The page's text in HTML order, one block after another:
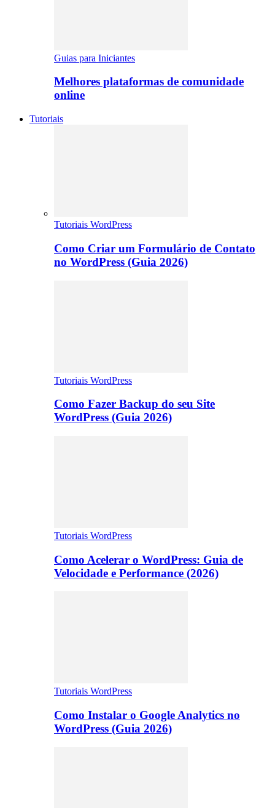
Guias para Iniciantes
Melhores plataformas de comunidade
online
Tutoriais
Tutoriais WordPress
Como Criar um Formulário de Contato
no WordPress (Guia 2026)
Tutoriais WordPress
Como Fazer Backup do seu Site
WordPress (Guia 2026)
Tutoriais WordPress
Como Acelerar o WordPress: Guia de
Velocidade e Performance (2026)
Tutoriais WordPress
Como Instalar o Google Analytics no
WordPress (Guia 2026)